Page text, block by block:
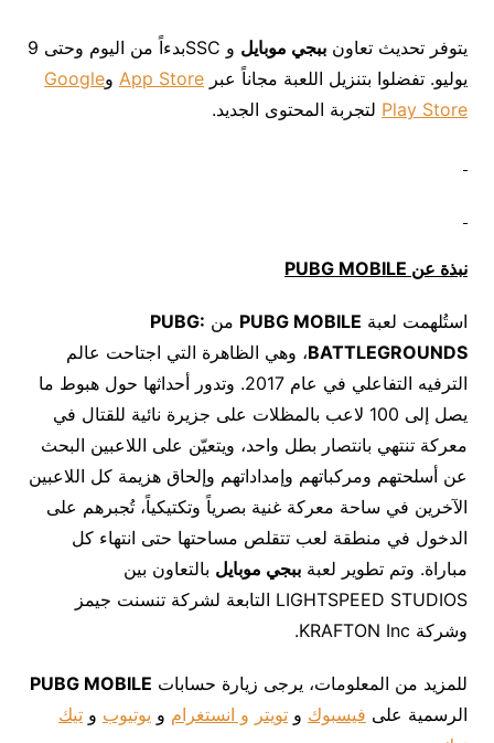
يتوفر تحديث تعاون ببجي موبايل
و SSCبدءاً من اليوم وحتى 9
يوليو. تفضلوا بتنزيل اللعبة مجاناً عبر App StoreوGoogle
Play Store لتجربة المحتوى الجديد.
نبذة عن PUBG MOBILE
استُلهمت لعبة PUBG MOBILE من PUBG:
BATTLEGROUNDS، وهي الظاهرة التي اجتاحت عالم
الترفيه التفاعلي في عام 2017. وتدور أحداثها حول هبوط ما
يصل إلى 100 لاعب بالمظلات على جزيرة نائية للقتال في
معركة تنتهي بانتصار بطل واحد، ويتعيّن على اللاعبين البحث
عن أسلحتهم ومركباتهم وإمداداتهم وإلحاق هزيمة كل اللاعبين
الآخرين في ساحة معركة غنية بصرياً وتكتيكياً، تُجبرهم على
الدخول في منطقة لعب تتقلص مساحتها حتى انتهاء كل
مباراة. وتم تطوير لعبة ببجي موبايل بالتعاون بين
LIGHTSPEED STUDIOS التابعة لشركة تنسنت جيمز
وشركة KRAFTON Inc.
للمزيد من المعلومات، يرجى زيارة حسابات PUBG MOBILE
الرسمية على فيسبوك و تويتر و انستغرام و يوتيوب و تيك